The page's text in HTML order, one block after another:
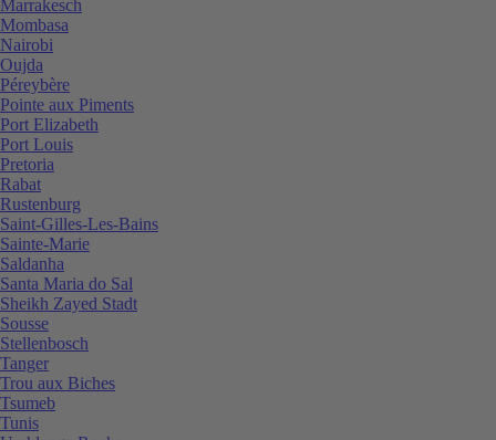
Marrakesch
Mombasa
Nairobi
Oujda
Péreybère
Pointe aux Piments
Port Elizabeth
Port Louis
Pretoria
Rabat
Rustenburg
Saint-Gilles-Les-Bains
Sainte-Marie
Saldanha
Santa Maria do Sal
Sheikh Zayed Stadt
Sousse
Stellenbosch
Tanger
Trou aux Biches
Tsumeb
Tunis